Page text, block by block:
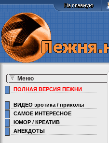
Меню
ПОЛНАЯ ВЕРСИЯ ПЕЖНИ
ВИДЕО эротика / приколы
САМОЕ ИНТЕРЕСНОЕ
ЮМОР / КРЕАТИВ
АНЕКДОТЫ